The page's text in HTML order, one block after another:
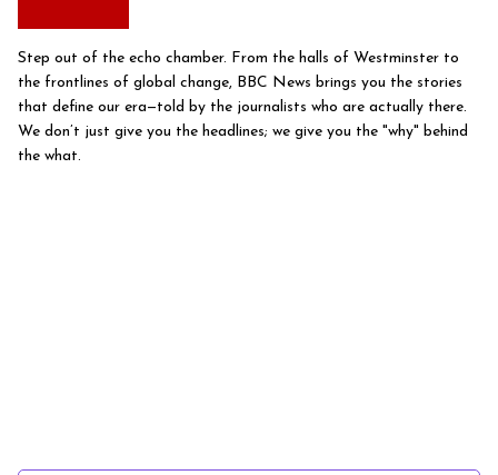
Step out of the echo chamber. From the halls of Westminster to
the frontlines of global change, BBC News brings you the stories
that define our era—told by the journalists who are actually there.
We don’t just give you the headlines; we give you the "why" behind
the what.